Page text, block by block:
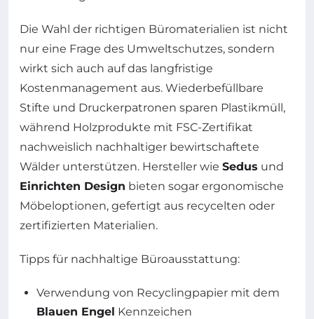
Die Wahl der richtigen Büromaterialien ist nicht
nur eine Frage des Umweltschutzes, sondern
wirkt sich auch auf das langfristige
Kostenmanagement aus. Wiederbefüllbare
Stifte und Druckerpatronen sparen Plastikmüll,
während Holzprodukte mit FSC-Zertifikat
nachweislich nachhaltiger bewirtschaftete
Wälder unterstützen. Hersteller wie Sedus und
Einrichten Design bieten sogar ergonomische
Möbeloptionen, gefertigt aus recycelten oder
zertifizierten Materialien.
Tipps für nachhaltige Büroausstattung:
Verwendung von Recyclingpapier mit dem
Blauen Engel Kennzeichen